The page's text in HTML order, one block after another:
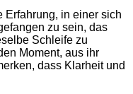
Erfahrung, in einer sich
zu sein, das
Schleife zu
Moment, aus ihr
dass Klarheit und